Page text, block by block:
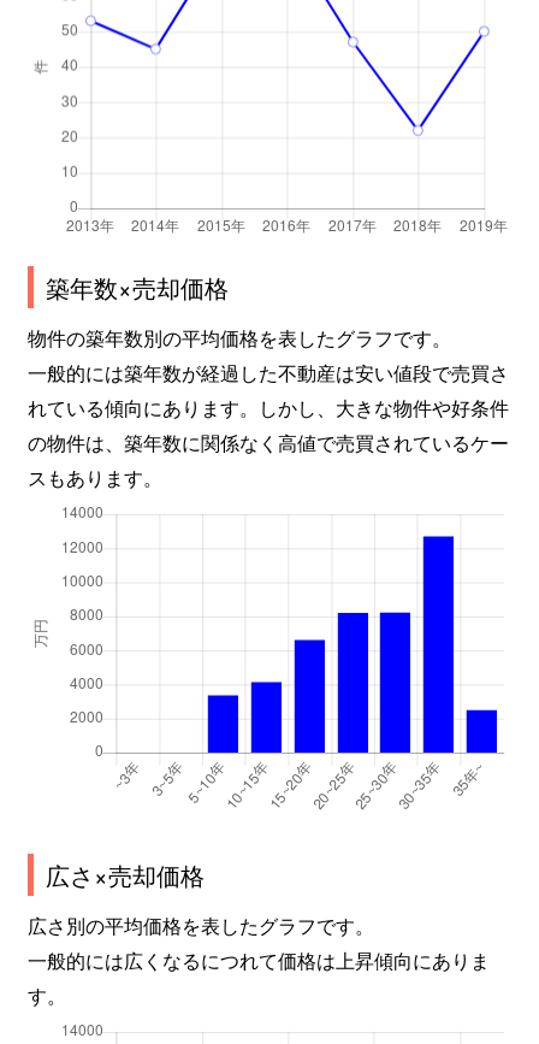
築年数×売却価格
物件の築年数別の平均価格を表したグラフです。
一般的には築年数が経過した不動産は安い値段で売買さ
れている傾向にあります。しかし、大きな物件や好条件
の物件は、築年数に関係なく高値で売買されているケー
スもあります。
広さ×売却価格
広さ別の平均価格を表したグラフです。
一般的には広くなるにつれて価格は上昇傾向にありま
す。